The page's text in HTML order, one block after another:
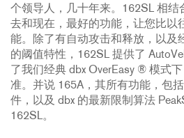
个领导人，几十年来。162SL 相结
去和现在，最好的功能，让您比以
能。除了有自动攻击和释放，以及
的阈值特性，162SL 提供了
了我们经典 dbx OverEasy ® 模式
准。并说 165A，其所有功能，包
件，以及 dbx 的最新限制算法
162SL。